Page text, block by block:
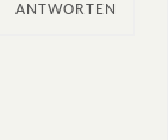
ANTWORTEN